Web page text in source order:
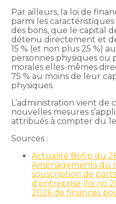
Par ailleurs, la loi de
parmi les
des bons, que le capital
détenu directement et
15 % (et non plus 25 %)
personnes physiques ou
morales elles-mêmes
75 % au moins de leur
physiques.
L’administration vient de
nouvelles mesures
attribués à compter du
Sources :
Actualité Bofip du
Aménagements du
souscription de
d’entreprise (loi no
2026 de finances